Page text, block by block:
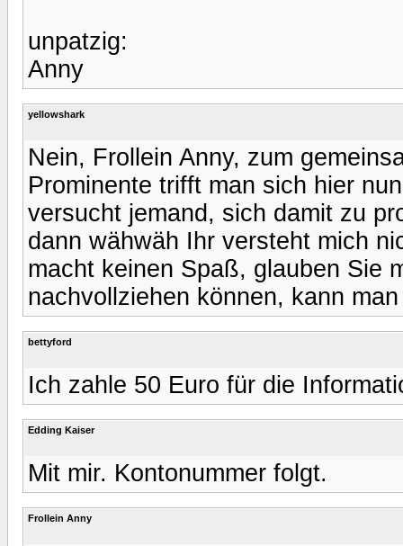
unpatzig:
Anny
yellowshark
Nein, Frollein Anny, zum
Prominente trifft man sich hier
versucht jemand, sich damit zu
dann wähwäh Ihr versteht mich
macht keinen Spaß, glauben Sie
nachvollziehen können, kann
bettyford
Ich zahle 50 Euro für die
Edding Kaiser
Mit mir. Kontonummer folgt.
Frollein Anny